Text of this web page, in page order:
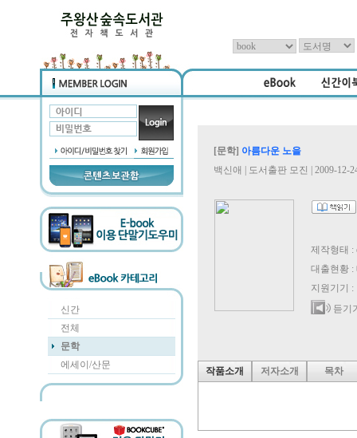
신간
전체
문학
에세이/산문
[문학] 아름다운 노을
백신애 | 도서출판 모진 | 2009-12-
제작형태 :
대출현황 :
지원기기 :
듣기
작품소개 저자소개 목차